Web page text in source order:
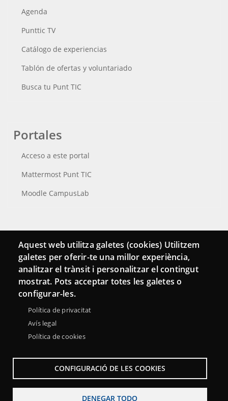
Agenda
Punttic TV
Catálogo de experiencias
Tablón de ofertas y voluntariado
Busca tu Punt TIC
Portales
Acceso a este portal
Mattermost Punt TIC
Moodle CampusLab
Conecta
Contacto
Hemeroteca
Aquest web utilitza galetes (cookies) Utilitzem
galetes per oferir-te una millor experiència,
analitzar el trànsit i personalitzar el contingut
mostrat. Pots acceptar totes les galetes o
configurar-les.
Política de privacitat
Avís legal
Política de cookies
CONFIGURACIÓ DE LES COOKIES
DENEGAR TODO